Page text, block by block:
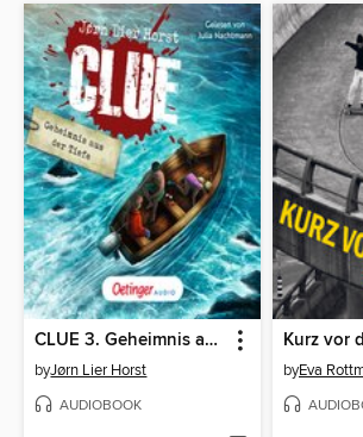
CLUE 3. Geheimnis aus der Tiefe
byJørn Lier Horst
AUDIOBOOK
byEva